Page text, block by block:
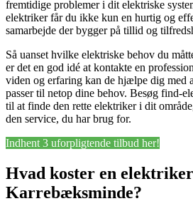
fremtidige problemer i dit elektriske
elektriker får du ikke kun en hurtig og
samarbejde der bygger på tillid og
Så uanset hvilke elektriske behov du
er det en god idé at kontakte en
viden og erfaring kan de hjælpe dig med
passer til netop dine behov. Besøg find-
til at finde den rette elektriker i dit
den service, du har brug for.
Indhent 3 uforpligtende tilbud her!
Hvad koster en
Karrebæksminde?